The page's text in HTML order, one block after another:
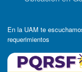
En la UAM te
requerimientos